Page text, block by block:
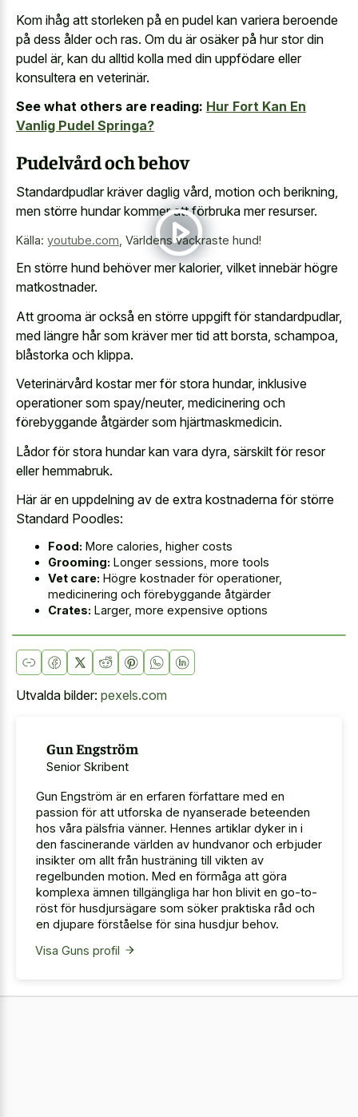
Kom ihåg att storleken på en pudel kan variera beroende
på dess ålder och ras. Om du är osäker på hur stor din
pudel är, kan du alltid kolla med din uppfödare eller
konsultera en veterinär.
See what others are reading: Hur Fort Kan En
Vanlig Pudel Springa?
Pudelvård och behov
Standardpudlar kräver daglig vård, motion och berikning,
men större hundar kommer att förbruka mer resurser.
Källa: youtube.com Världens vackraste hund!
En större hund behöver mer kalorier, vilket innebär högre
matkostnader.
Att grooma är också en större uppgift för standardpudlar,
med längre hår som kräver mer tid att borsta, schampoa,
blåstorka och klippa.
Veterinärvård kostar mer för stora hundar, inklusive
operationer som spay/neuter, medicinering och
förebyggande åtgärder som hjärtmaskmedicin.
Lådor för stora hundar kan vara dyra, särskilt för resor
eller hemmabruk.
Här är en uppdelning av de extra kostnaderna för större
Standard Poodles:
Food: More calories, higher costs
Grooming: Longer sessions, more tools
Vet care: Högre kostnader för operationer,
medicinering och förebyggande åtgärder
Crates: Larger, more expensive options
Utvalda bilder: pexels.com
Gun Engström
Senior Skribent
Gun Engström är en erfaren författare med en
passion för att utforska de nyanserade beteenden
hos våra pälsfria vänner. Hennes artiklar dyker in i
den fascinerande världen av hundvanor och erbjuder
insikter om allt från husträning till vikten av
regelbunden motion. Med en förmåga att göra
komplexa ämnen tillgängliga har hon blivit en go-to-
röst för husdjursägare som söker praktiska råd och
en djupare förståelse för sina husdjur behov.
Visa Guns profil